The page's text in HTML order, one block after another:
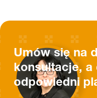
Umów się na
konsultacje, a
odpowiedni